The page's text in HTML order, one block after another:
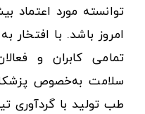
امروز باشد. با افتخار
تمامی کابران و
سلامت به‌خصوص
طب تولید با گردآوری